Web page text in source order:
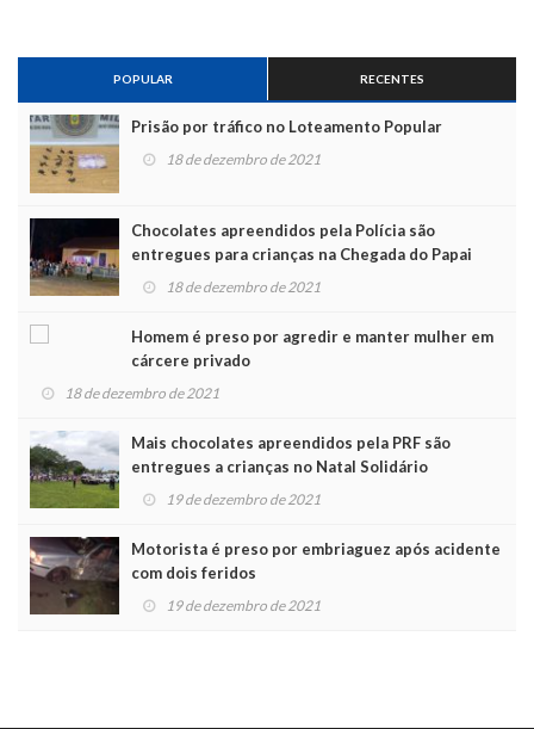
POPULAR RECENTES
Prisão por tráfico no Loteamento Popular
18 de dezembro de 2021
Chocolates apreendidos pela Polícia são
entregues para crianças na Chegada do Papai
Noel
18 de dezembro de 2021
Homem é preso por agredir e manter mulher em
cárcere privado
18 de dezembro de 2021
Mais chocolates apreendidos pela PRF são
entregues a crianças no Natal Solidário
19 de dezembro de 2021
Motorista é preso por embriaguez após acidente
com dois feridos
19 de dezembro de 2021